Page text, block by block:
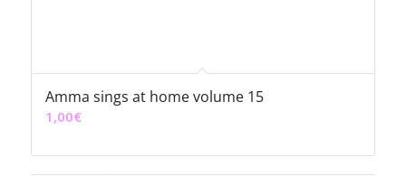
Amma sings at home volume 15
1,00€